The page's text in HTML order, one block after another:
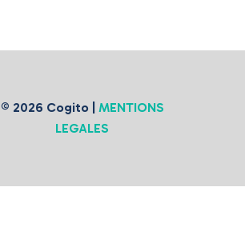
© 2026 Cogito | MENTIONS
LEGALES